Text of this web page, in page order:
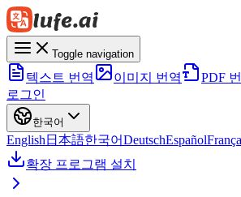
Toggle navigation
텍스트 번역 이미지 번역 PDF
로그인
한국어
English 日本語한국어DeutschEspañol
확장 프로그램 설치